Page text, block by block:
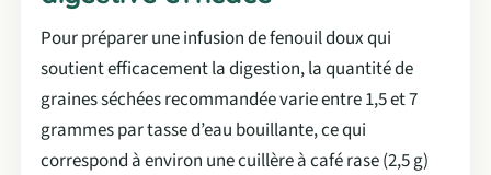
Pour préparer une infusion de fenouil doux qui
soutient efficacement la digestion, la quantité de
graines séchées recommandée varie entre 1,5 et 7
grammes par tasse d’eau bouillante, ce qui
correspond à environ une cuillère à café rase (2,5 g)